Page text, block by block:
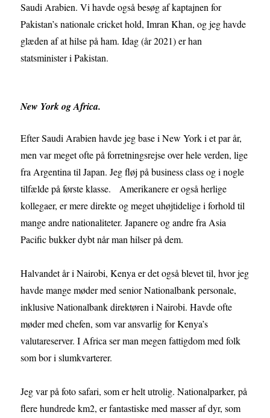
Saudi Arabien. Vi havde også besøg af kaptajnen for
Pakistan’s nationale cricket hold, Imran Khan, og jeg havde
glæden af at hilse på ham. Idag (år 2021) er han
statsminister i Pakistan.
New York og Africa.
Efter Saudi Arabien havde jeg base i New York i et par år,
men var meget ofte på forretningsrejse over hele verden, lige
fra Argentina til Japan. Jeg fløj på business class og i nogle
tilfælde på første klasse. Amerikanere er også herlige
kollegaer, er mere direkte og meget uhøjtidelige i forhold til
mange andre nationaliteter. Japanere og andre fra Asia
Pacific bukker dybt når man hilser på dem.
Halvandet år i Nairobi, Kenya er det også blevet til, hvor jeg
havde mange møder med senior Nationalbank personale,
inklusive Nationalbank direktøren i Nairobi. Havde ofte
møder med chefen, som var ansvarlig for Kenya’s
valutareserver. I Africa ser man megen fattigdom med folk
som bor i slumkvarterer.
Jeg var på foto safari, som er helt utrolig. Nationalparker, på
flere hundrede km2, er fantastiske med masser af dyr, som